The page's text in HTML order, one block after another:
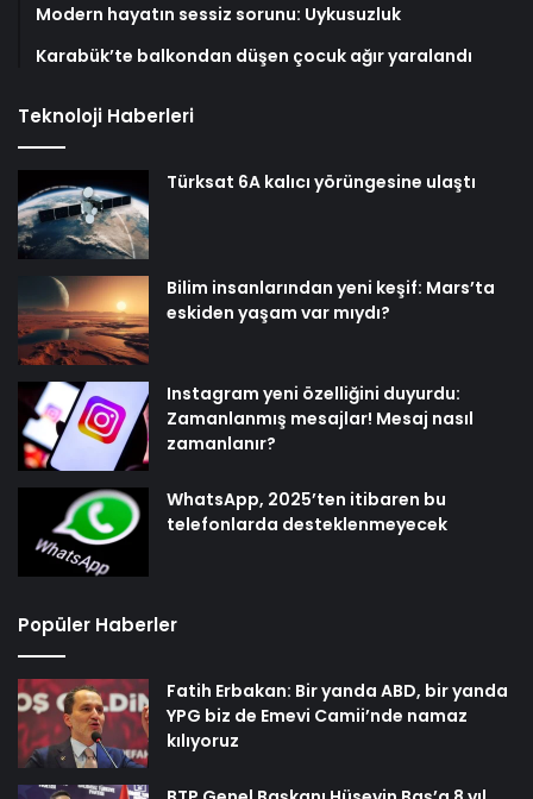
Modern hayatın sessiz sorunu: Uykusuzluk
Karabük’te balkondan düşen çocuk ağır yaralandı
Teknoloji Haberleri
Türksat 6A kalıcı yörüngesine ulaştı
Bilim insanlarından yeni keşif: Mars’ta
eskiden yaşam var mıydı?
Instagram yeni özelliğini duyurdu:
Zamanlanmış mesajlar! Mesaj nasıl
zamanlanır?
WhatsApp, 2025’ten itibaren bu
telefonlarda desteklenmeyecek
Popüler Haberler
Fatih Erbakan: Bir yanda ABD, bir yanda
YPG biz de Emevi Camii’nde namaz
kılıyoruz